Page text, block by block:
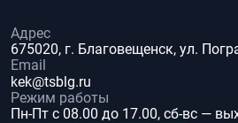
Адрес
675020, г. Благовещенск, ул.
Email
kek@tsblg.ru
Режим работы
Пн-Пт с 08.00 до 17.00, сб-вс —